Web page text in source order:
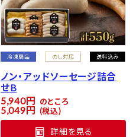
冷凍商品 のし対応 送料込み
ノン・アッドソーセージ詰合
せB
5,940 のところ
5,049 税込
詳細を見る